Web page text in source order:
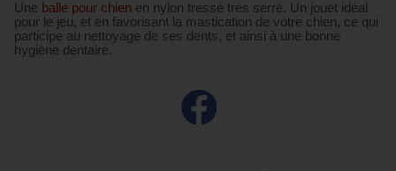
Une balle pour chien en nylon tressé très serré. Un jouet idéal
pour le jeu, et en favorisant la mastication de votre chien, ce qui
participe au nettoyage de ses dents, et ainsi à une bonne
hygiène dentaire.